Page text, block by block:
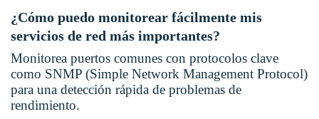
¿Cómo puedo monitorear fácilmente mis
servicios de red más importantes?
Monitorea puertos comunes con protocolos clave
como SNMP (Simple Network Management Protocol)
para una detección rápida de problemas de
rendimiento.